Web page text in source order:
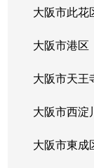
大阪市此花
大阪市港区
大阪市天王
大阪市西淀
大阪市東成